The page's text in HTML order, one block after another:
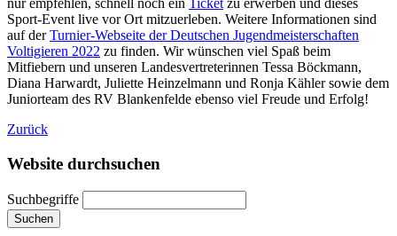
nur empfehlen, schnell noch ein Ticket zu erwerben und dieses
Sport-Event live vor Ort mitzuerleben. Weitere Informationen sind
auf derTurnier-Webseite der Deutschen Jugendmeisterschaften
Voltigieren 2022 zu finden. Wir wünschen viel Spaß beim
Mitfiebern und unseren Landesvertreterinnen Tessa Böckmann,
Diana Harwardt, Juliette Heinzelmann und Ronja Kähler sowie dem
Juniorteam des RV Blankenfelde ebenso viel Freude und Erfolg!
Zurück
Website durchsuchen
Suchbegriffe
Suchen